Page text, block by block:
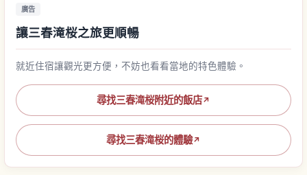
廣告
讓三春滝桜之旅更順暢
就近住宿讓觀光更方便，不妨也看看當地的特色體驗。
尋找三春滝桜附近的飯店↗
尋找三春滝桜的體驗↗